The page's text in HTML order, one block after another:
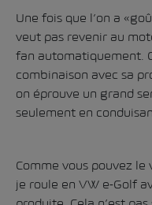
Une fois que l’on a
veut pas revenir au
fan automatiquement.
combinaison avec sa
on éprouve un grand
seulement en
Comme vous pouvez le
je roule en VW e-Golf